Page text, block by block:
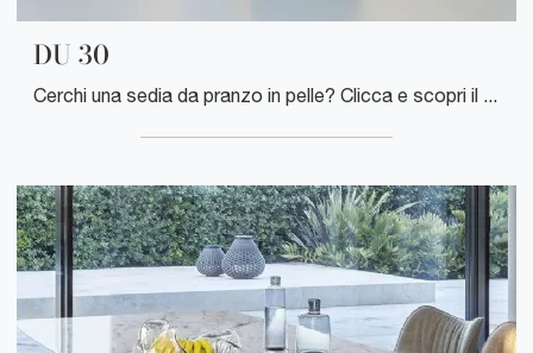
DU 30
Cerchi una sedia da pranzo in pelle? Clicca e scopri il modello DU 30 di Poltrona Frau per completare i tuoi locali al meglio.